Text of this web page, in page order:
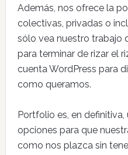
Además, nos ofrece la
colectivas, privadas o
sólo vea nuestro trabajo
para terminar de rizar el
cuenta WordPress para
como queramos.
Portfolio es, en definitiva,
opciones para que
como nos plazca sin